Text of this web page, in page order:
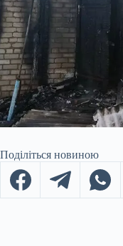
Поділіться новиною